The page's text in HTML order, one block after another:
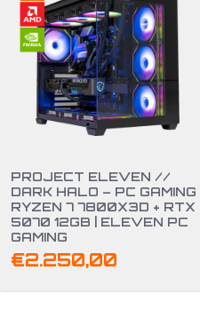
PROJECT ELEVEN //
DARK HALO – PC GAMING
RYZEN 7 7800X3D + RTX
5070 12GB | ELEVEN PC
GAMING
€2.250,00